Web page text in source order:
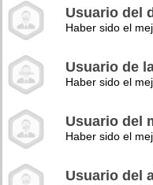
Usuario del
Haber sido el
Usuario de
Haber sido el
Usuario del
Haber sido el
Usuario del